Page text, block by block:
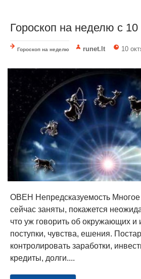
Гороскоп на неделю с 10
Гороскоп на неделю runet.lt 10
ОВЕН Непредсказуемость Многое
сейчас заняты, покажется
что уж говорить об окружающих и
поступки, чувства, ешения.
контролировать заработки,
кредиты, долги....